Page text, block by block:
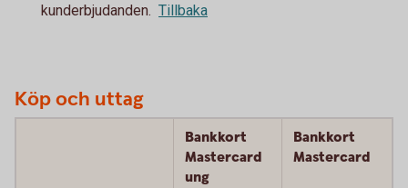
kunderbjudanden. Tillbaka
Köp och uttag
Bankkort
Mastercard
ung
Bankkort
Mastercard